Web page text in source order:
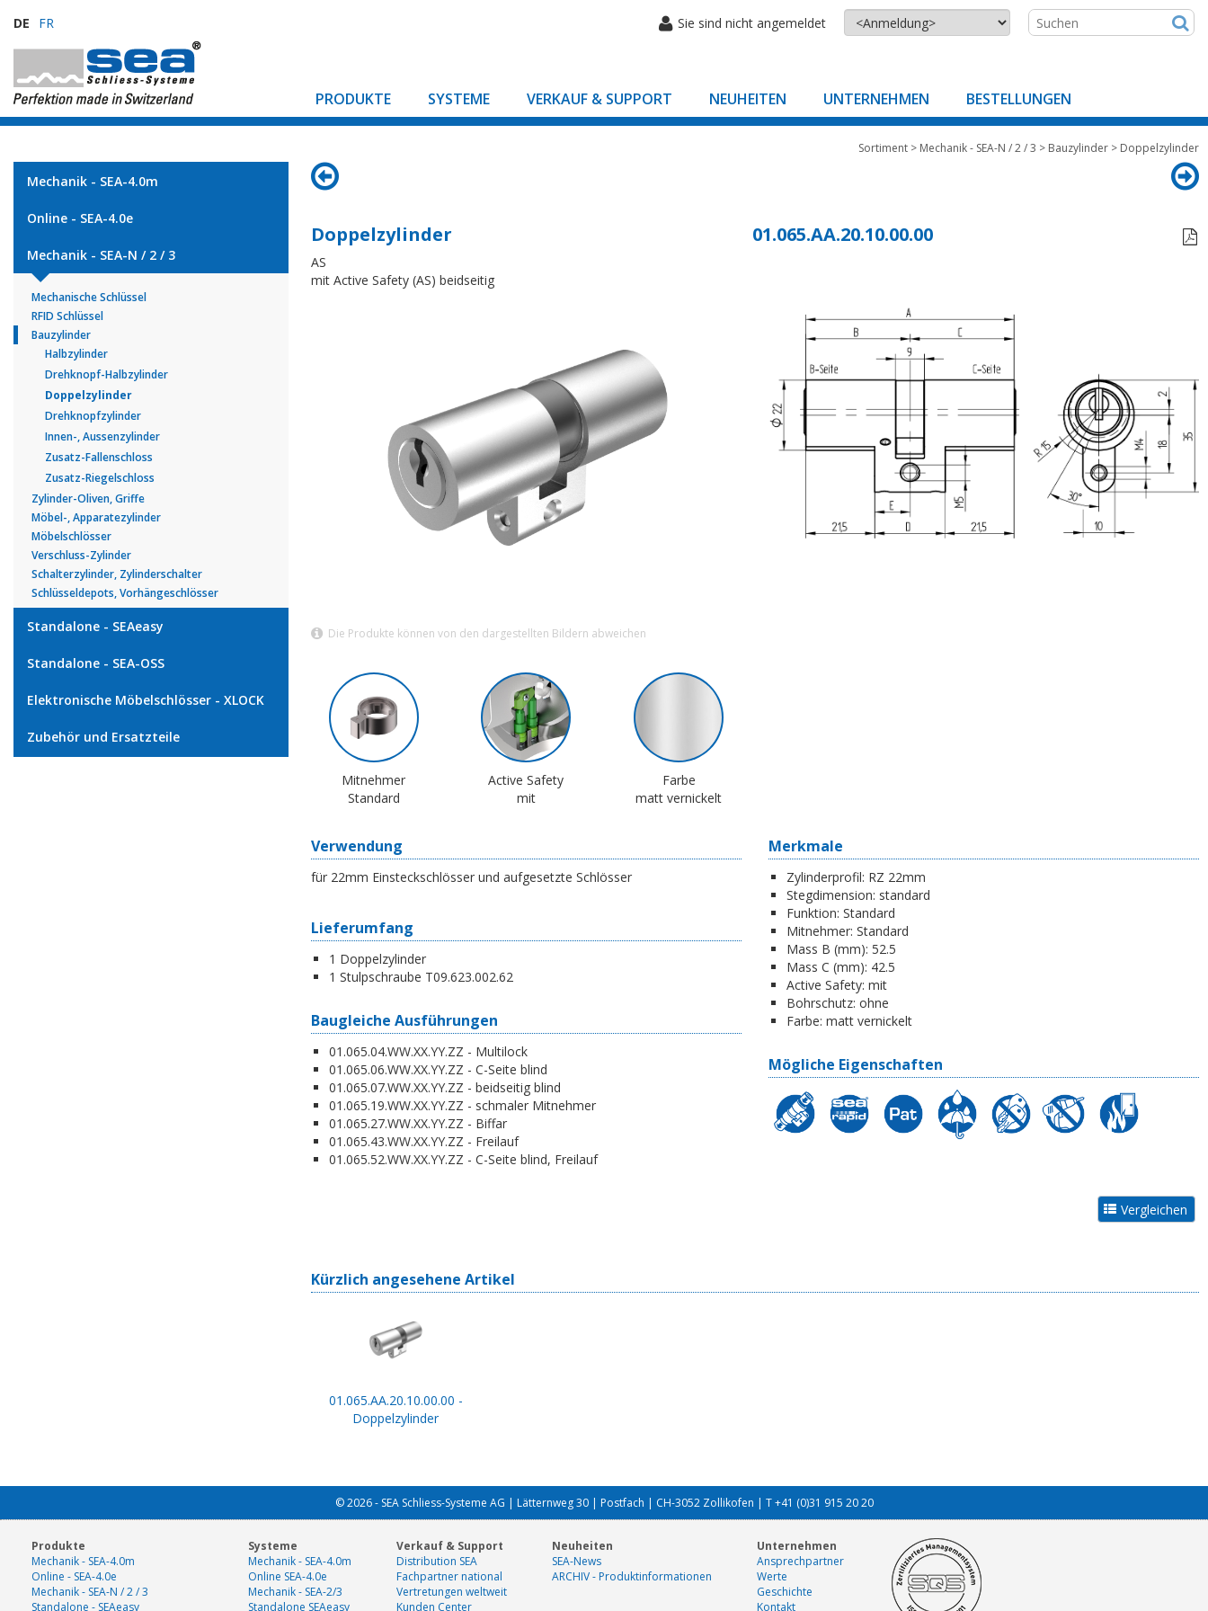
DE FR Sie sind nicht angemeldet
PRODUKTE SYSTEME VERKAUF & SUPPORT NEUHEITEN UNTERNEHMEN BESTELLUNGEN
Mechanik - SEA-4.0m
Online - SEA-4.0e
Mechanik - SEA-N / 2 / 3
Mechanische Schlüssel
RFID Schlüssel
Bauzylinder
Halbzylinder
Drehknopf-Halbzylinder
Doppelzylinder
Drehknopfzylinder
Innen-, Aussenzylinder
Zusatz-Fallenschloss
Zusatz-Riegelschloss
Zylinder-Oliven, Griffe
Möbel-, Apparatezylinder
Möbelschlösser
Verschluss-Zylinder
Schalterzylinder, Zylinderschalter
Schlüsseldepots, Vorhängeschlösser
Standalone - SEAeasy
Standalone - SEA-OSS
Elektronische Möbelschlösser - XLOCK
Zubehör und Ersatzteile
Sortiment > Mechanik - SEA-N / 2 / 3 > Bauzylinder > Doppelzylinder
Doppelzylinder 01.065.AA.20.10.00.00

AS
mit Active Safety (AS) beidseitig
Die Produkte können von den dargestellten Bildern abweichen
Mitnehmer
Standard
Active Safety
mit
Farbe
matt vernickelt
Verwendung
für 22mm Einsteckschlösser und aufgesetzte Schlösser
Lieferumfang
1 Doppelzylinder
1 Stulpschraube T09.623.002.62
Baugleiche Ausführungen
01.065.04.WW.XX.YY.ZZ - Multilock
01.065.06.WW.XX.YY.ZZ - C-Seite blind
01.065.07.WW.XX.YY.ZZ - beidseitig blind
01.065.19.WW.XX.YY.ZZ - schmaler Mitnehmer
01.065.27.WW.XX.YY.ZZ - Biffar
01.065.43.WW.XX.YY.ZZ - Freilauf
01.065.52.WW.XX.YY.ZZ - C-Seite blind, Freilauf
Merkmale
Zylinderprofil: RZ 22mm
Stegdimension: standard
Funktion: Standard
Mitnehmer: Standard
Mass B (mm): 52.5
Mass C (mm): 42.5
Active Safety: mit
Bohrschutz: ohne
Farbe: matt vernickelt
Mögliche Eigenschaften
Kürzlich angesehene Artikel
01.065.AA.20.10.00.00 -
Doppelzylinder
© 2026 - SEA Schliess-Systeme AG | Lätternweg 30 | Postfach | CH-3052 Zollikofen | T +41 (0)31 915 20 20
Produkte
Mechanik - SEA-4.0m
Online - SEA-4.0e
Mechanik - SEA-N / 2 / 3
Standalone - SEAeasy
Systeme
Mechanik - SEA-4.0m
Online SEA-4.0e
Mechanik - SEA-2/3
Standalone SEAeasy
Verkauf & Support
Distribution SEA
Fachpartner national
Vertretungen weltweit
Kunden Center
Neuheiten
SEA-News
ARCHIV - Produktinformationen
Unternehmen
Ansprechpartner
Werte
Geschichte
Kontakt